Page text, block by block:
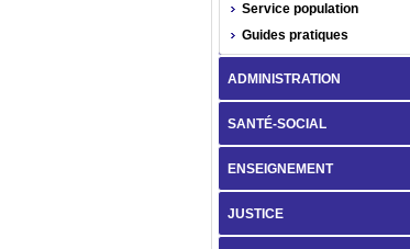
Service population
Guides pratiques
ADMINISTRATION
SANTÉ-SOCIAL
ENSEIGNEMENT
JUSTICE